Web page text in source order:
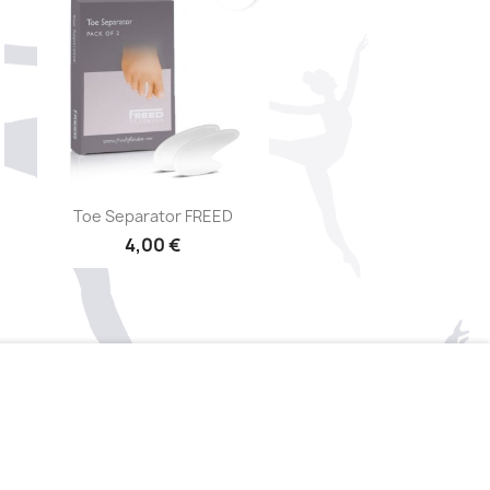
 Aperçu rapide
Toe Separator FREED
4,00 €